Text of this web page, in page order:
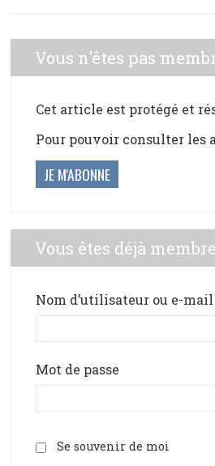
Vous n'êtes pas
Cet article est protégé et
Pour pouvoir consulter les
JE M'ABONNE
Vous êtes déjà membre
Nom d’utilisateur ou e-mail
Mot de passe
Se souvenir de moi